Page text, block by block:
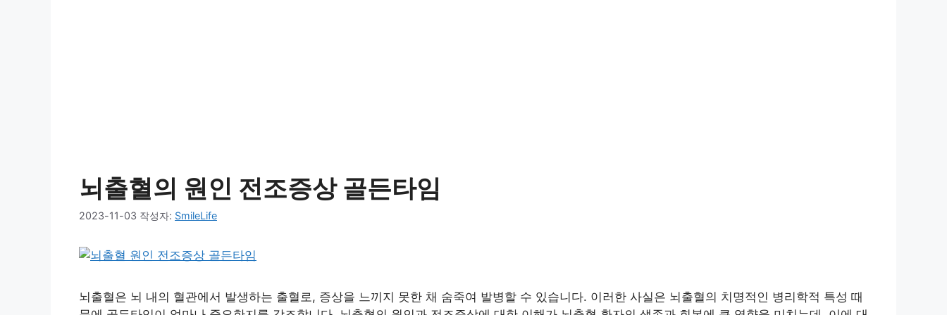
뇌출혈의 원인 전조증상 골든타임
2023-11-03 작성자: SmileLife
뇌출혈은 뇌 내의 혈관에서 발생하는 출혈로, 증상을 느끼지 못한 채 숨죽여 발병할 수 있습니다. 이러한 사실은 뇌출혈의 치명적인 병리학적 특성 때